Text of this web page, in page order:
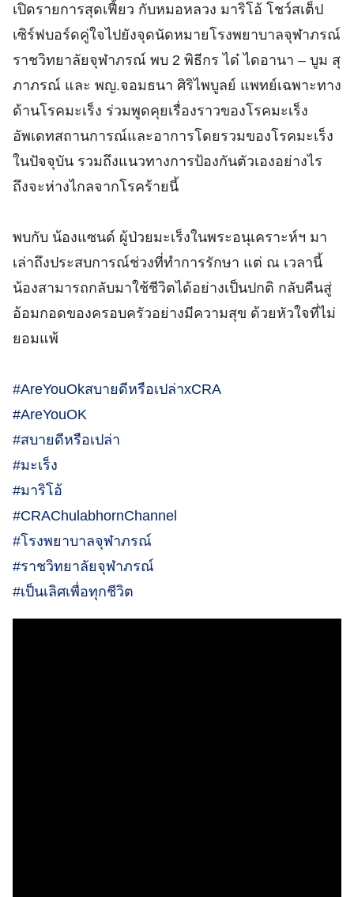
เปิดรายการสุดเฟี้ยว กับหมอหลวง มาริโอ้ โชว์สเต็ป
เซิร์ฟบอร์ดคู่ใจไปยังจุดนัดหมายโรงพยาบาลจุฬาภรณ์
ราชวิทยาลัยจุฬาภรณ์ พบ 2 พิธีกร ได๋ ไดอานา – บูม สุ
ภาภรณ์ และ พญ.จอมธนา ศิริไพบูลย์ แพทย์เฉพาะทาง
ด้านโรคมะเร็ง ร่วมพูดคุยเรื่องราวของโรคมะเร็ง
อัพเดทสถานการณ์และอาการโดยรวมของโรคมะเร็ง
ในปัจจุบัน รวมถึงแนวทางการป้องกันตัวเองอย่างไร
ถึงจะห่างไกลจากโรคร้ายนี้
พบกับ น้องแซนด์ ผู้ป่วยมะเร็งในพระอนุเคราะห์ฯ มา
เล่าถึงประสบการณ์ช่วงที่ทำการรักษา แต่ ณ เวลานี้
น้องสามารถกลับมาใช้ชีวิตได้อย่างเป็นปกติ กลับคืนสู่
อ้อมกอดของครอบครัวอย่างมีความสุข ด้วยหัวใจที่ไม่
ยอมแพ้
#AreYouOkสบายดีหรือเปล่าxCRA
#AreYouOK
#สบายดีหรือเปล่า
#มะเร็ง
#มาริโอ้
#CRAChulabhornChannel
#โรงพยาบาลจุฬาภรณ์
#ราชวิทยาลัยจุฬาภรณ์
#เป็นเลิศเพื่อทุกชีวิต